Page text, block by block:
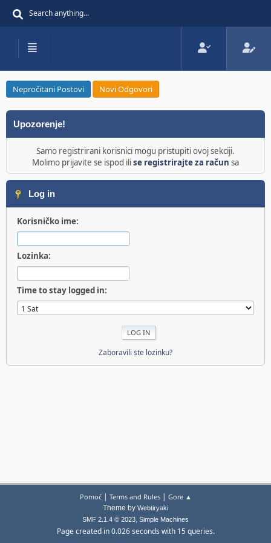
Nepročitani Postovi Novi Odgovori
Upozorenje!
Samo registrirani korisnici mogu pristupiti ovoj sekciji.
Molimo prijavite se ispod ilise registrirajte za račun sa
Log in
Korisničko ime:
Lozinka:
Time to stay logged in:
Zaboravili ste lozinku?
Pomoć| Terms and Rules| Gore ▲
Theme by Webtiryaki
SMF 2.1.4 © 2023, Simple Machines
Page created in 0.026 seconds with 15 queries.